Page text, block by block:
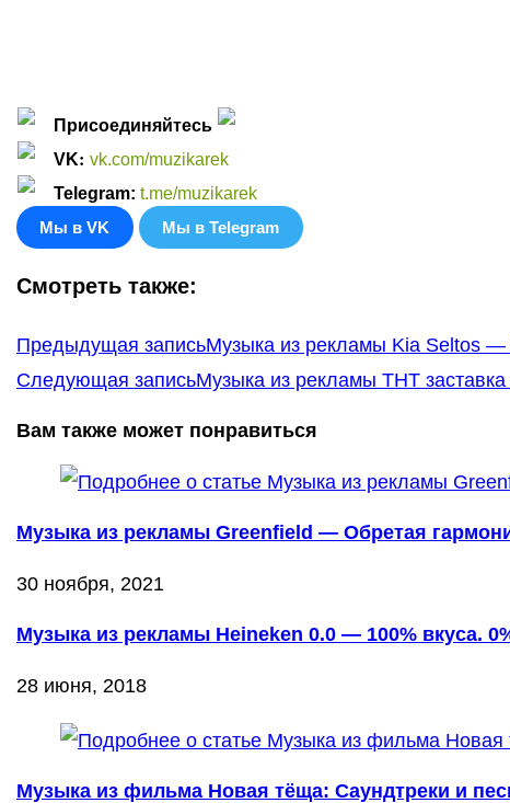
Присоединяйтесь
VK: vk.com/muzikarek
Telegram: t.me/muzikarek
Мы в VK Мы в Telegram
Смотреть также:
Еще
статьи
Предыдущая записьМузыка из рекламы Kia Seltos —
Следующая записьМузыка из рекламы ТНТ
Вам также может понравиться
Музыка из рекламы Greenfield — Обретая
30 ноября, 2021
Музыка из рекламы Heineken 0.0 — 100% вкуса.
28 июня, 2018
Музыка из фильма Новая тёща: Саундтреки и